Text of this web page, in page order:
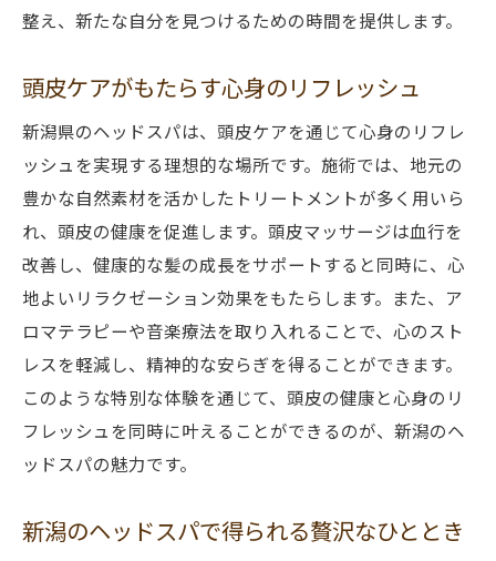
整え、新たな自分を見つけるための時間を提供します。
頭皮ケアがもたらす心身のリフレッシュ
新潟県のヘッドスパは、頭皮ケアを通じて心身のリフレ
ッシュを実現する理想的な場所です。施術では、地元の
豊かな自然素材を活かしたトリートメントが多く用いら
れ、頭皮の健康を促進します。頭皮マッサージは血行を
改善し、健康的な髪の成長をサポートすると同時に、心
地よいリラクゼーション効果をもたらします。また、ア
ロマテラピーや音楽療法を取り入れることで、心のスト
レスを軽減し、精神的な安らぎを得ることができます。
このような特別な体験を通じて、頭皮の健康と心身のリ
フレッシュを同時に叶えることができるのが、新潟のヘ
ッドスパの魅力です。
新潟のヘッドスパで得られる贅沢なひととき